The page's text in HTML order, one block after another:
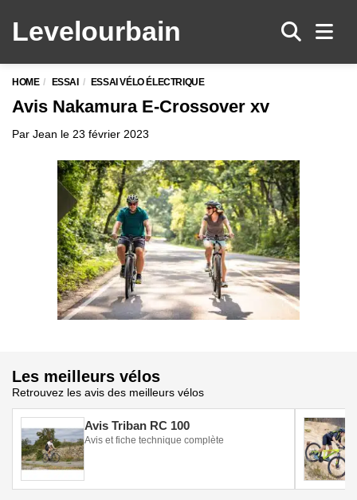
Levelourbain
HOME ESSAI ESSAI VÉLO ÉLECTRIQUE
Avis Nakamura E-Crossover xv
Par Jean le 23 février 2023
Les meilleurs vélos
Retrouvez les avis des meilleurs vélos
Avis Triban RC 100
Avis et fiche technique complète